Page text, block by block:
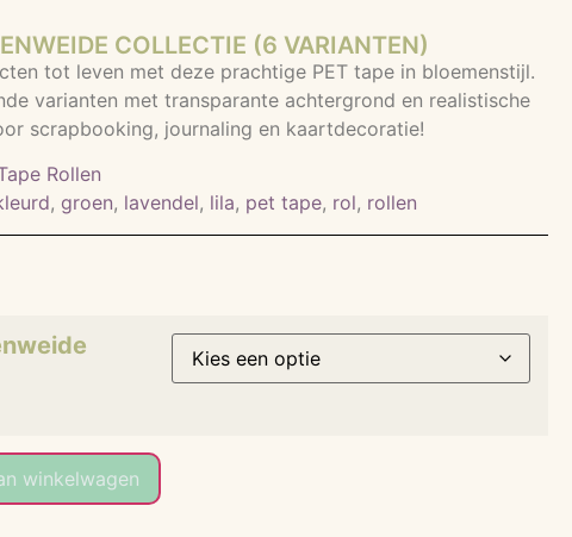
COLLECTIE (6 VARIANTEN)
tot leven met deze prachtige PET tape in bloemenstijl.
varianten met transparante achtergrond en realistische
scrapbooking, journaling en kaartdecoratie!
Rollen
, groen, lavendel, lila, pet tape, rol, rollen
winkelwagen